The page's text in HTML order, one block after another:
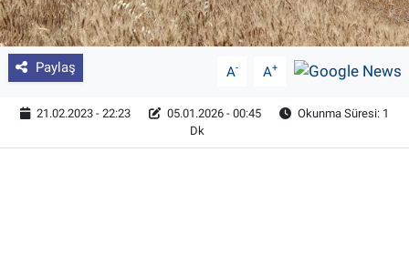
Paylaş A- A+
21.02.2023 - 22:23 05.01.2026 - 00:45
Okunma Süresi: 1
Dk
Tahıllar ve Baklagiller
Tohum